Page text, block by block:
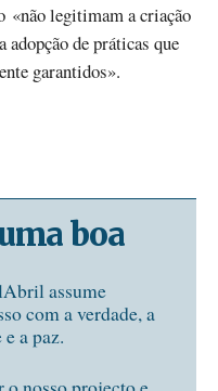
«não legitimam a criação
adopção de práticas que
garantidos».
boa
assume
com a verdade, a
a paz.